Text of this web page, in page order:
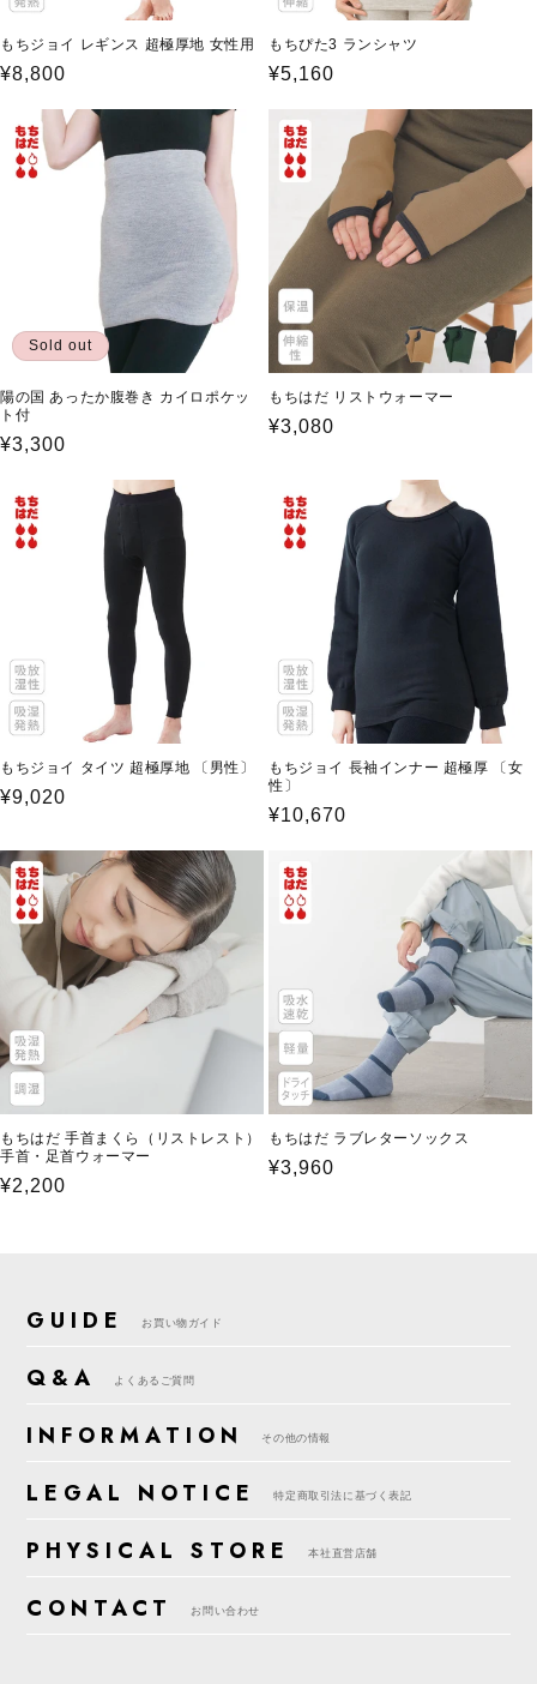
もちジョイ レギンス 超極厚地 女性用
通
価
格
¥8,800
もちぴた3 ランシャツ
通
価
格
¥5,160
Sold out
陽の国 あったか腹巻き カイロポケッ
ト付
通
価
格
¥3,300
もちはだ リストウォーマー
通
格
¥3,080
もちジョイ タイツ 超極厚地 〔男性〕
通
価
格
¥9,020
もちジョイ 長袖インナー 超極厚 〔女
性〕
通
価
格
¥10,670
もちはだ 手首まくら（リストレスト）
手首・足首ウォーマー
通
¥2,200
もちはだ ラブレターソックス
通
¥3,960
GUIDE お買い物ガイド
Q&A よくあるご質問
INFORMATION その他の情報
LEGAL NOTICE 特定商取引法に基づく表記
PHYSICAL STORE 本社直営店舗
CONTACT お問い合わせ